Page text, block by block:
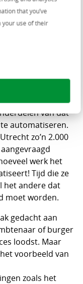
that you’ve
your use of their
keuze gemaakt
of een kiezerspas
wilt
de burger zijn of
organiseren van
van dat
automatiseren.
zo’n 2.000
werk het
Tijd die ze
het andere dat
moet worden.
gedacht aan
of burger
loodst. Maar
voorbeeld van
zoals het